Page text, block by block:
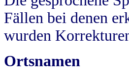
Fällen bei denen
wurden
Ortsnamen